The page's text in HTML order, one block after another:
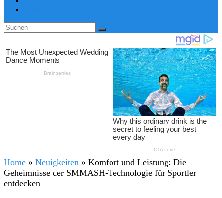
Home » Neuigkeiten » Komfort und Leistung: Die
Geheimnisse der SMMASH-Technologie für Sportler
entdecken